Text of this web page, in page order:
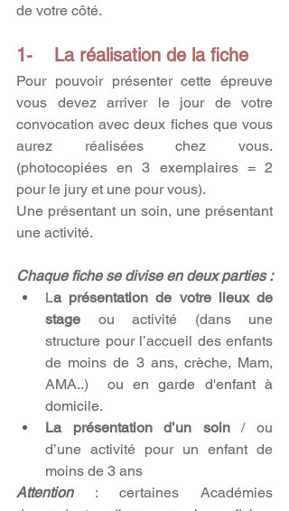
de votre côté.
1-    La réalisation de la fiche
Pour pouvoir présenter cette épreuve
vous devez arriver le jour de votre
convocation avec deux fiches que vous
aurez réalisées chez vous.
(photocopiées en 3 exemplaires = 2
pour le jury et une pour vous).
Une présentant un soin, une présentant
une activité.
Chaque fiche se divise en deux parties :
La présentation de votre lieux de
stage ou activité (dans une
structure pour l’accueil des enfants
de moins de 3 ans, crèche, Mam,
AMA..)
  ou en garde d'enfant à
domicile.
La présentation d’un soin / ou
d’une activité pour un enfant de
moins de 3 ans
Attention : certaines Académies